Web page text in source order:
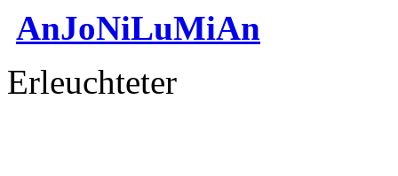
AnJoNiLuMiAn
Erleuchteter